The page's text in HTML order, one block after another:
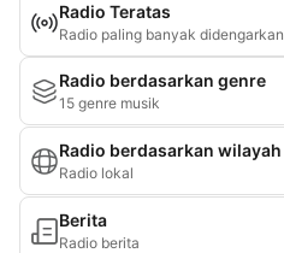
Radio Teratas
Radio paling banyak didengarkan
Radio berdasarkan genre
15 genre musik
Radio berdasarkan wilayah
Radio lokal
Berita
Radio berita